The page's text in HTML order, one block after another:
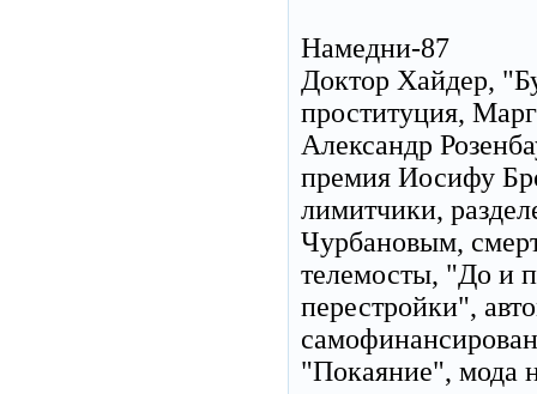
Намедни-87
Доктор Хайдер,
проституция,
Александр
премия Иосифу
лимитчики,
Чурбановым,
телемосты, "До и
перестройки",
"Покаяние", мода